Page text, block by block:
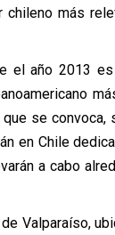
más
el año 2013
se convoca,
en Chile
a cabo
Valparaíso,